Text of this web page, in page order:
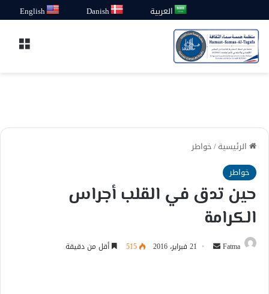
العربية Danish
English
الرئيسية/خواطر
خواطر
حين تدق في القلب أجراس
الكرامة
Fatma
أرسل 21 فبراير، 2016 515 أقل من دقيقة